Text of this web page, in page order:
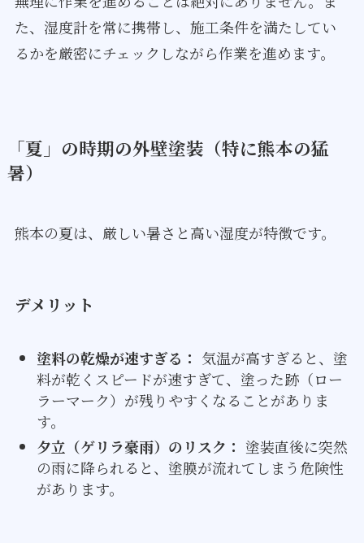
た、湿度計を常に携帯し、施工条件を満たしてい
るかを厳密にチェックしながら作業を進めます。
「夏」の時期の外壁塗装（特に熊本の猛
暑）
熊本の夏は、厳しい暑さと高い湿度が特徴です。
デメリット
塗料の乾燥が速すぎる： 気温が高すぎると、塗
料が乾くスピードが速すぎて、塗った跡（ロー
ラーマーク）が残りやすくなることがありま
す。
夕立（ゲリラ豪雨）のリスク： 塗装直後に突然
の雨に降られると、塗膜が流れてしまう危険性
があります。